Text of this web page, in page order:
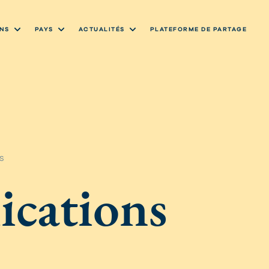
PAYS ACTUALITÉS PLATEFORME DE PARTAGE